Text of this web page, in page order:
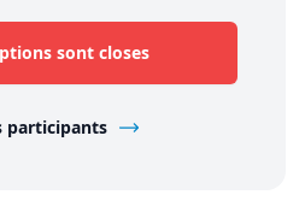
sont closes
participants